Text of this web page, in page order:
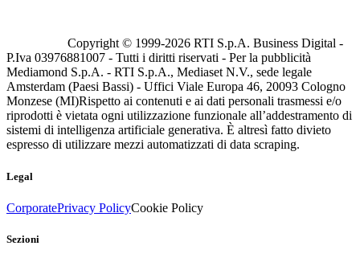
Copyright © 1999-2026 RTI S.p.A. Business Digital -
P.Iva 03976881007 - Tutti i diritti riservati - Per la pubblicità
Mediamond S.p.A. - RTI S.p.A., Mediaset N.V., sede legale
Amsterdam (Paesi Bassi) - Uffici Viale Europa 46, 20093 Cologno
Monzese (MI)Rispetto ai contenuti e ai dati personali trasmessi e/o
riprodotti è vietata ogni utilizzazione funzionale all’addestramento di
sistemi di intelligenza artificiale generativa. È altresì fatto divieto
espresso di utilizzare mezzi automatizzati di data scraping.
Legal
CorporatePrivacy PolicyCookie Policy
Sezioni